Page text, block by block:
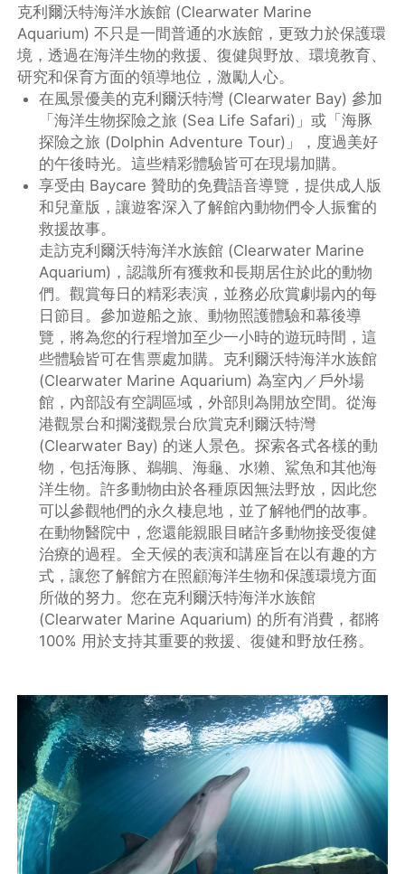
克利爾沃特海洋水族館 (Clearwater Marine
Aquarium) 不只是一間普通的水族館，更致力於保護環
境，透過在海洋生物的救援、復健與野放、環境教育、
研究和保育方面的領導地位，激勵人心。
在風景優美的克利爾沃特灣 (Clearwater Bay) 參加
「海洋生物探險之旅 (Sea Life Safari)」或「海豚
探險之旅 (Dolphin Adventure Tour)」，度過美好
的午後時光。這些精彩體驗皆可在現場加購。
享受由 Baycare 贊助的免費語音導覽，提供成人版
和兒童版，讓遊客深入了解館內動物們令人振奮的
救援故事。
走訪克利爾沃特海洋水族館 (Clearwater Marine
Aquarium)，認識所有獲救和長期居住於此的動物
們。觀賞每日的精彩表演，並務必欣賞劇場內的每
日節目。參加遊船之旅、動物照護體驗和幕後導
覽，將為您的行程增加至少一小時的遊玩時間，這
些體驗皆可在售票處加購。克利爾沃特海洋水族館
(Clearwater Marine Aquarium) 為室內／戶外場
館，內部設有空調區域，外部則為開放空間。從海
港觀景台和擱淺觀景台欣賞克利爾沃特灣
(Clearwater Bay) 的迷人景色。探索各式各樣的動
物，包括海豚、鵜鶘、海龜、水獺、鯊魚和其他海
洋生物。許多動物由於各種原因無法野放，因此您
可以參觀牠們的永久棲息地，並了解牠們的故事。
在動物醫院中，您還能親眼目睹許多動物接受復健
治療的過程。全天候的表演和講座旨在以有趣的方
式，讓您了解館方在照顧海洋生物和保護環境方面
所做的努力。您在克利爾沃特海洋水族館
(Clearwater Marine Aquarium) 的所有消費，都將
100% 用於支持其重要的救援、復健和野放任務。